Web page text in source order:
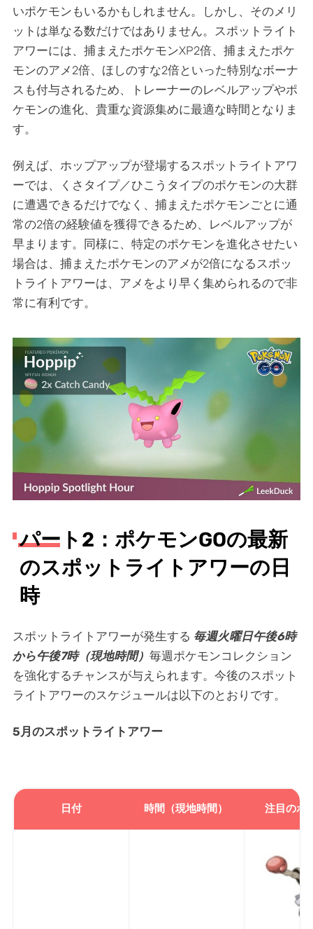
いポケモンもいるかもしれません。しかし、そのメリ
ットは単なる数だけではありません。スポットライト
アワーには、捕まえたポケモンXP2倍、捕まえたポケ
モンのアメ2倍、ほしのすな2倍といった特別なボーナ
スも付与されるため、トレーナーのレベルアップやポ
ケモンの進化、貴重な資源集めに最適な時間となりま
す。
例えば、ホップアップが登場するスポットライトアワ
ーでは、くさタイプ／ひこうタイプのポケモンの大群
に遭遇できるだけでなく、捕まえたポケモンごとに通
常の2倍の経験値を獲得できるため、レベルアップが
早まります。同様に、特定のポケモンを進化させたい
場合は、捕まえたポケモンのアメが2倍になるスポッ
トライトアワーは、アメをより早く集められるので非
常に有利です。
パート2：ポケモンGOの最新
のスポットライトアワーの日
時
スポットライトアワーが発生する 毎週火曜日午後6時
から午後7時（現地時間） 毎週ポケモンコレクション
を強化するチャンスが与えられます。今後のスポット
ライトアワーのスケジュールは以下のとおりです。
5月のスポットライトアワー
日付 時間（現地時間） 注目のポ